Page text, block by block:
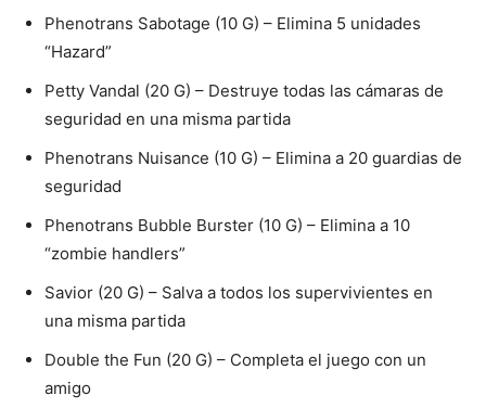
Phenotrans Sabotage (10 G) – Elimina 5 unidades
“Hazard”
Petty Vandal (20 G) – Destruye todas las cámaras de
seguridad en una misma partida
Phenotrans Nuisance (10 G) – Elimina a 20 guardias de
seguridad
Phenotrans Bubble Burster (10 G) – Elimina a 10
“zombie handlers”
Savior (20 G) – Salva a todos los supervivientes en
una misma partida
Double the Fun (20 G) – Completa el juego con un
amigo